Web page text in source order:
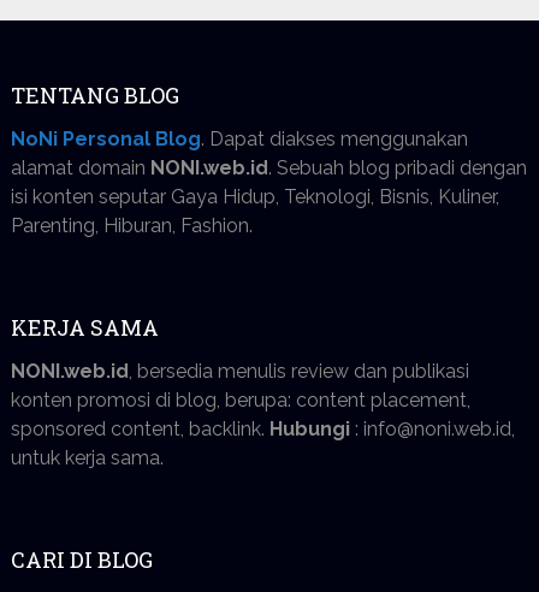
TENTANG BLOG
NoNi Personal Blog. Dapat diakses menggunakan
alamat domain NONI.web.id. Sebuah blog pribadi dengan
isi konten seputar Gaya Hidup, Teknologi, Bisnis, Kuliner,
Parenting, Hiburan, Fashion.
KERJA SAMA
NONI.web.id , bersedia menulis review dan publikasi
konten promosi di blog, berupa: content placement,
sponsored content, backlink. Hubungi: info@noni.web.id,
untuk kerja sama.
CARI DI BLOG